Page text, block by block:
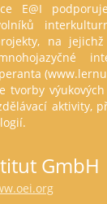
E@I
na
tvorby
aktivity,
GmbH